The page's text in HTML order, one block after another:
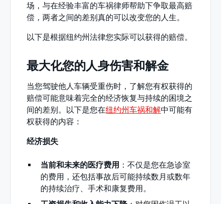
场，与在经验丰富的车祸律师帮助下争取最高赔
偿，两者之间的差别真的可以改变您的人生。
以下是根据纽约州法律您实际可以获得的赔偿。
最大化您的人身伤害和解金
当您驾驶他人车辆受重伤时，了解您有权获得的
赔偿可能意味着完全的经济恢复与持续的困境之
间的差别。以下是您在纽约州车祸和解中可能有
权获得的内容：
经济损失
当前和未来的医疗费用 ：不仅是您在急诊室
的费用，还包括事故后可能持续数月或数年
的持续治疗、手术和康复费用。